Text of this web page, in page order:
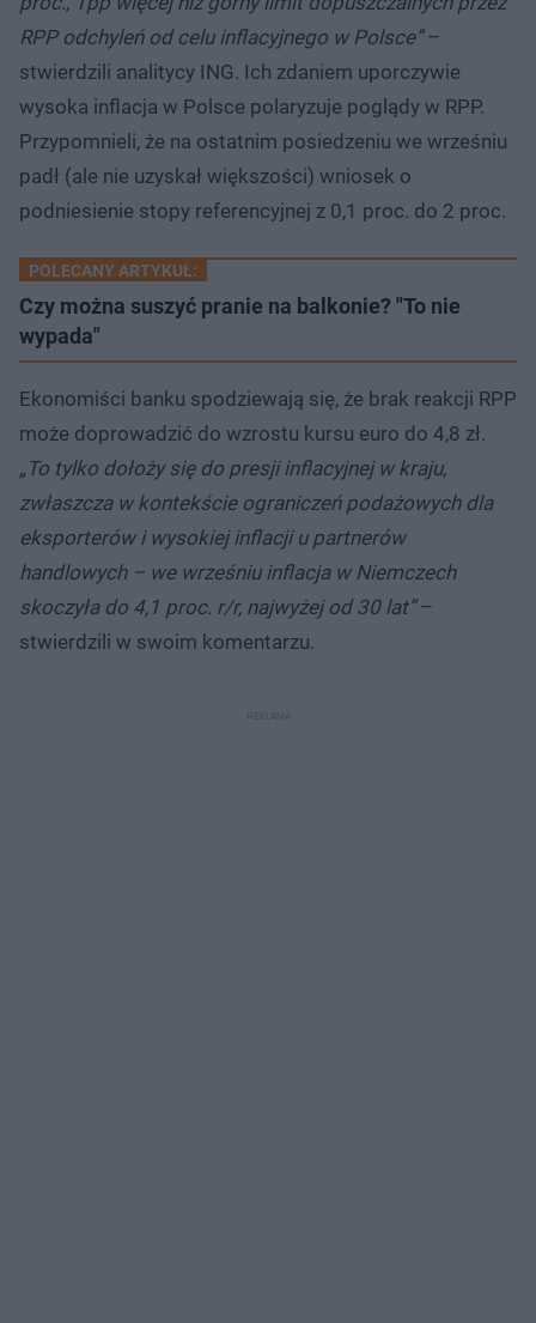
RPP odchyleń od celu inflacyjnego w Polsce”–
stwierdzili analitycy ING. Ich zdaniem uporczywie
wysoka inflacja w Polsce polaryzuje poglądy w RPP.
Przypomnieli, że na ostatnim posiedzeniu we wrześniu
padł (ale nie uzyskał większości) wniosek o
podniesienie stopy referencyjnej z 0,1 proc. do 2 proc.
POLECANY ARTYKUŁ:
Czy można suszyć pranie na balkonie? "To nie
wypada"
Ekonomiści banku spodziewają się, że brak reakcji RPP
może doprowadzić do wzrostu kursu euro do 4,8 zł.
„To tylko dołoży się do presji inflacyjnej w kraju,
zwłaszcza w kontekście ograniczeń podażowych dla
eksporterów i wysokiej inflacji u partnerów
handlowych – we wrześniu inflacja w Niemczech
skoczyła do 4,1 proc. r/r, najwyżej od 30 lat”–
stwierdzili w swoim komentarzu.